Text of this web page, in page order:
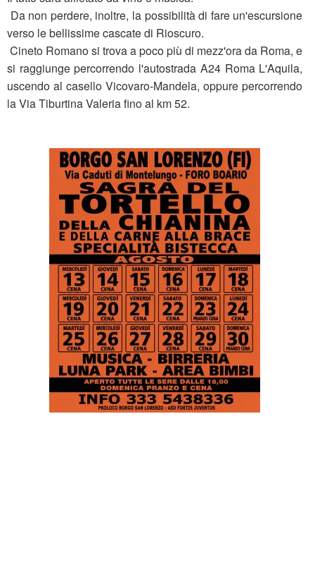
Da non perdere, inoltre, la possibilità di fare un'escursione
verso le bellissime cascate di Rioscuro.
Cineto Romano si trova a poco più di mezz'ora da Roma, e
si raggiunge percorrendo l'autostrada A24 Roma L'Aquila,
uscendo al casello Vicovaro-Mandela, oppure percorrendo
la Via Tiburtina Valeria fino al km 52.